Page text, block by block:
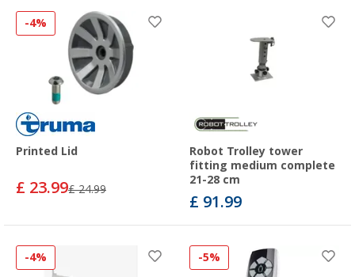
-4%
Printed Lid
£ 23.99£ 24.99
Robot Trolley tower
fitting medium complete
21-28 cm
£ 91.99
-4% -5%